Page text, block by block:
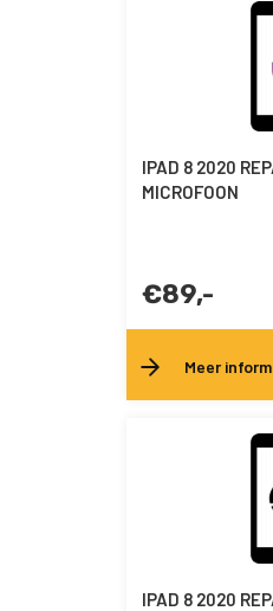
IPAD 8 2020
MICROFOON
€89,-
Meer
IPAD 8 2020